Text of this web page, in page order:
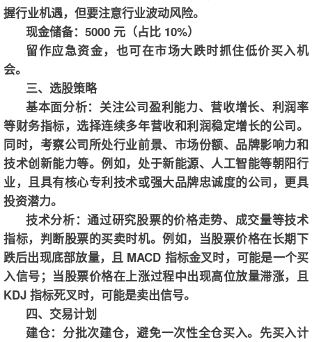
握行业机遇，但要注意行业波动风险。
现金储备：5000 元（占比 10%）
留作应急资金，也可在市场大跌时抓住低价买入机
会。
三、选股策略
基本面分析：关注公司盈利能力、营收增长、利润率
等财务指标，选择连续多年营收和利润稳定增长的公司。
同时，考察公司所处行业前景、市场份额、品牌影响力和
技术创新能力等。例如，处于新能源、人工智能等朝阳行
业，且具有核心专利技术或强大品牌忠诚度的公司，更具
投资潜力。
技术分析：通过研究股票的价格走势、成交量等技术
指标，判断股票的买卖时机。例如，当股票价格在长期下
跌后出现底部放量，且 MACD 指标金叉时，可能是一个买
入信号；当股票价格在上涨过程中出现高位放量滞涨，且
KDJ 指标死叉时，可能是卖出信号。
四、交易计划
建仓：分批次建仓，避免一次性全仓买入。先买入计